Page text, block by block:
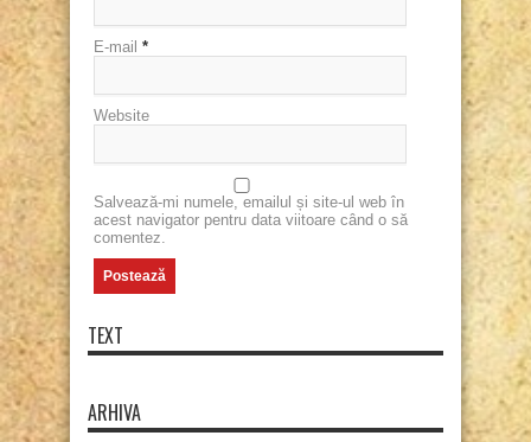
E-mail *
Website
Salvează-mi numele, emailul și site-ul web în
acest navigator pentru data viitoare când o să
comentez.
TEXT
ARHIVA